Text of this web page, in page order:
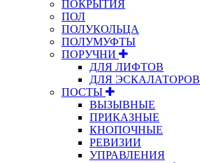
ПОКРЫТИЯ
ПОЛ
ПОЛУКОЛЬЦА
ПОЛУМУФТЫ
ПОРУЧНИ
ДЛЯ ЛИФТОВ
ДЛЯ ЭСКАЛАТОРОВ
ПОСТЫ
ВЫЗЫВНЫЕ
ПРИКАЗНЫЕ
КНОПОЧНЫЕ
РЕВИЗИИ
УПРАВЛЕНИЯ